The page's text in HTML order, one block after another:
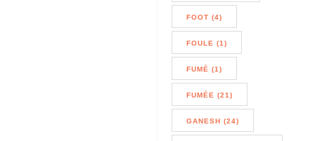
FOOT (4)
FOULE (1)
FUMÉ (1)
FUMÉE (21)
GANESH (24)